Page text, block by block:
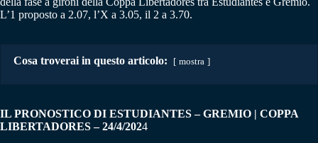
L’1 proposto a 2.07, l’X a 3.05, il 2 a 3.70.
Cosa troverai in questo articolo: mostra
IL PRONOSTICO DI ESTUDIANTES – GREMIO | COPPA
LIBERTADORES – 24/4/2024